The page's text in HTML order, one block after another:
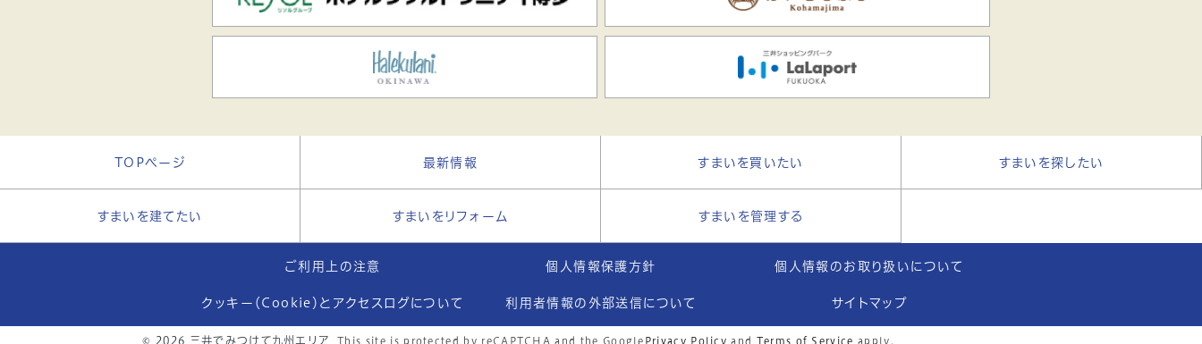
TOPページ 最新情報 すまいを買いたい すまいを探したい
すまいを建てたい すまいをリフォーム すまいを管理する
ご利用上の注意 個人情報保護方針 個人情報のお取り扱いについて
クッキー（Cookie）とアクセスログについて 利用者情報の外部送信について サイトマップ
© 2026 三井でみつけて九州エリア This site is protected by reCAPTCHA and the Google Privacy Policy and Terms of Service apply.